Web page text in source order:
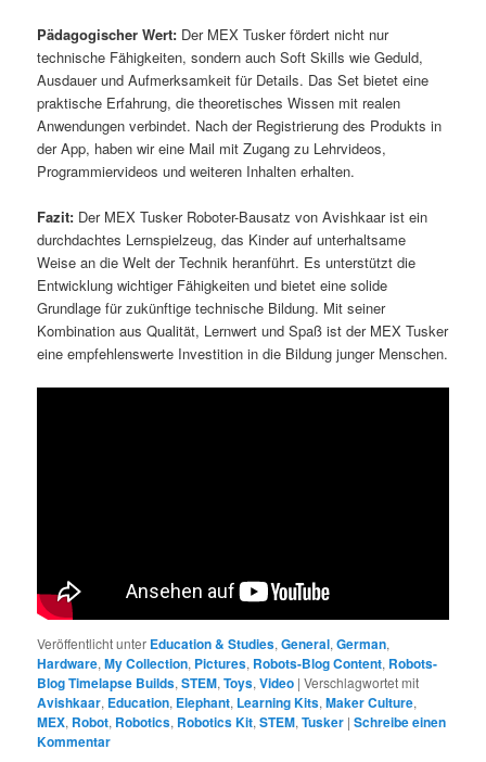
Pädagogischer Wert: Der MEX Tusker fördert nicht nur
technische Fähigkeiten, sondern auch Soft Skills wie Geduld,
Ausdauer und Aufmerksamkeit für Details. Das Set bietet eine
praktische Erfahrung, die theoretisches Wissen mit realen
Anwendungen verbindet. Nach der Registrierung des Produkts in
der App, haben wir eine Mail mit Zugang zu Lehrvideos,
Programmiervideos und weiteren Inhalten erhalten.
Fazit: Der MEX Tusker Roboter-Bausatz von Avishkaar ist ein
durchdachtes Lernspielzeug, das Kinder auf unterhaltsame
Weise an die Welt der Technik heranführt. Es unterstützt die
Entwicklung wichtiger Fähigkeiten und bietet eine solide
Grundlage für zukünftige technische Bildung. Mit seiner
Kombination aus Qualität, Lernwert und Spaß ist der MEX Tusker
eine empfehlenswerte Investition in die Bildung junger Menschen.
Veröffentlicht unter Education & Studies,General,German,
Hardware,My Collection, Pictures, Robots-Blog Content, Robots-
Blog Timelapse Builds,STEM,Toys,Video |Verschlagwortet mit
Avishkaar, Education, Elephant, Learning Kits,Maker Culture,
MEX, Robot, Robotics, Robotics Kit,STEM,Tusker |Schreibe einen
Kommentar